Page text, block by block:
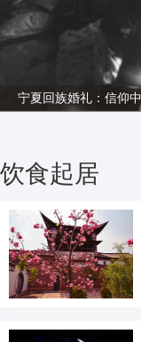
回族葫芦雕
饮食起居